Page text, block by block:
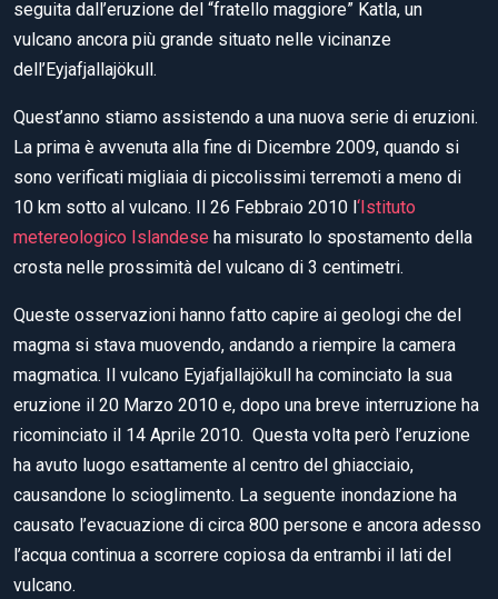
seguita dall’eruzione del “fratello maggiore” Katla, un
vulcano ancora più grande situato nelle vicinanze
dell’Eyjafjallajökull.
Quest’anno stiamo assistendo a una nuova serie di eruzioni.
La prima è avvenuta alla fine di Dicembre 2009, quando si
sono verificati migliaia di piccolissimi terremoti a meno di
10 km sotto al vulcano. Il 26 Febbraio 2010 l‘Istituto
metereologico Islandese ha misurato lo spostamento della
crosta nelle prossimità del vulcano di 3 centimetri.
Queste osservazioni hanno fatto capire ai geologi che del
magma si stava muovendo, andando a riempire la camera
magmatica. Il vulcano Eyjafjallajökull ha cominciato la sua
eruzione il 20 Marzo 2010 e, dopo una breve interruzione ha
ricominciato il 14 Aprile 2010. Questa volta però l’eruzione
ha avuto luogo esattamente al centro del ghiacciaio,
causandone lo scioglimento. La seguente inondazione ha
causato l’evacuazione di circa 800 persone e ancora adesso
l’acqua continua a scorrere copiosa da entrambi il lati del
vulcano.